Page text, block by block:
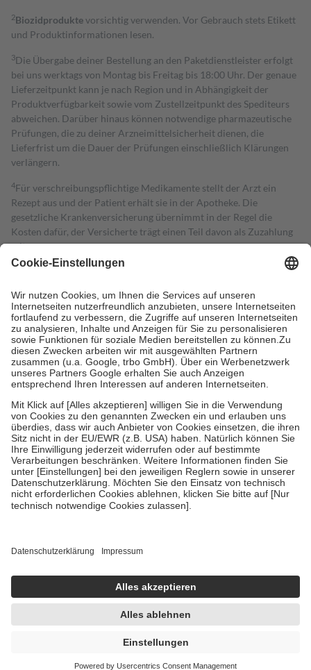
2Biozidproduktevorsichtig verwenden. Vor Gebrauch stets Etikett
und Produktinformationen lesen.
3Die Übergabe deiner Bestellung an den Paketdienstleister erfolgt
bei uns werktags von Montag bis Freitag bis 18:00 Uhr. Der genaue
Lieferzeitpunkt kann je nach Region und in Abhängigkeit der
Produktverfügbarkeit sowie vom Zustellzeitpunkt des Spediteurs
abweichen. Darüber hinaus können notwendige pharmazeutische
Prüfungen, die zu deiner Arzneimittelsicherheit dienen, die
Lieferfrist um die Dauer der Prüfungen einschließlich Klärungen
verlängern.
4Für verschreibungspflichtige Medikamente stellt der Arzt ein
Rezept aus und der Patient erhält sie in der Apotheke. Die
gesetzliche Krankenversicherung übernimmt in der Regel die
Kosten dafür, der Versicherte trägt einen Teil davon als Zuzahlung
mit.
Grundsätzlich leisten Mitglieder Zuzahlungen in Höhe von zehn
höchstens zehn Euro.
Es sind jedoch nie mehr als die tatsächlichen
Kosten der Leistung zu entrichten.
Diese Regeln gelten grundsätzlich auch für Online-Apotheken.
Bei Heilmitteln und häuslicher Krankenpflege beträgt die
Zuzahlung zehn Prozent der Kosten sowie zehn Euro je
Verordnung.
Um das Engagement der Versicherten für ihre eigene Gesundheit zu
stärken und die besondere Stellung der Familie zu unterstützen,
fallenkeine Zuzahlungenan bei:
• Kindern und Jugendlichen bis zum vollendeten 18. Lebensjahr
mit Ausnahme der Fahrkosten
• Untersuchungen zur Vorsorge und Früherkennung, die von der
GKV getragen werden
• empfohlenen Schutzimpfungen
• Harn- und Blutteststreifen
getroffen, um sicherzustellen, dass es sich um echte Bewertungen
https://help.etrusted.com/hc/de/articles/4419944605341
Einige Bilder und Inhalte wurden unter Zuhilfenahme künstlicher